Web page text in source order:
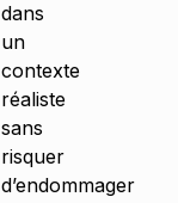
dans
un
contexte
réaliste
sans
risquer
d’endommager